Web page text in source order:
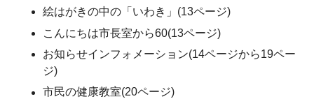
絵はがきの中の「いわき」(13ページ)
こんにちは市長室から60(13ページ)
お知らせインフォメーション(14ページから19ペー
ジ)
市民の健康教室(20ページ)